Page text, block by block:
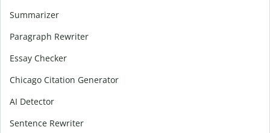
Summarizer
Paragraph Rewriter
Essay Checker
Chicago Citation Generator
AI Detector
Sentence Rewriter